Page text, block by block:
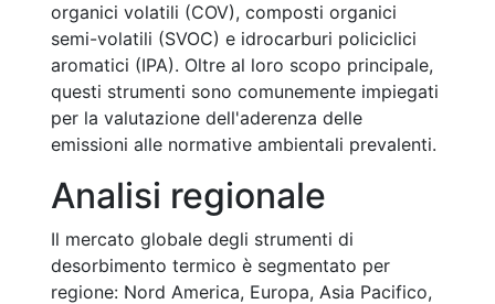
organici volatili (COV), composti organici
semi-volatili (SVOC) e idrocarburi policiclici
aromatici (IPA). Oltre al loro scopo principale,
questi strumenti sono comunemente impiegati
per la valutazione dell'aderenza delle
emissioni alle normative ambientali prevalenti.
Analisi regionale
Il mercato globale degli strumenti di
desorbimento termico è segmentato per
regione: Nord America, Europa, Asia Pacifico,